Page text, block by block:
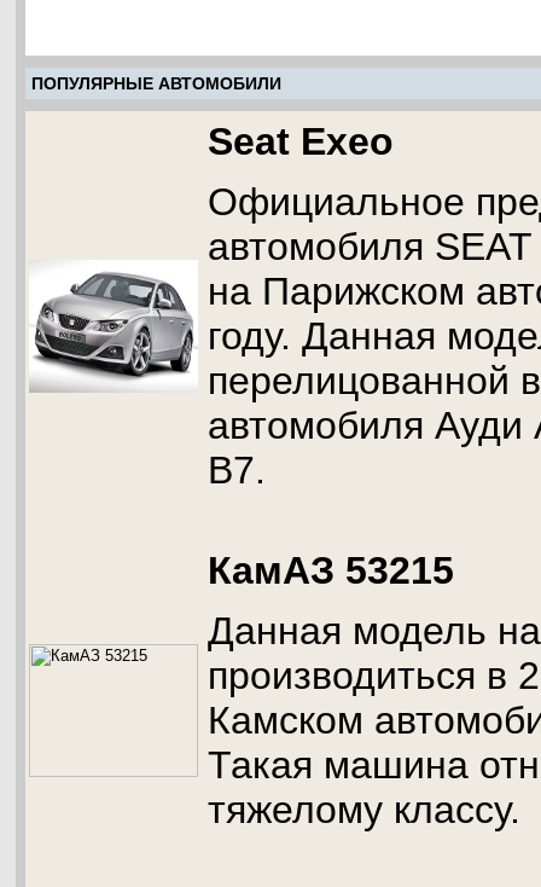
ПОПУЛЯРНЫЕ АВТОМОБИЛИ
Seat Exeo
Официальное
автомобиля
на Парижском
году. Данная
перелицованной
автомобиля Ауди
В7.
КамАЗ 53215
Данная модель
производиться в
Камском
Такая машина
тяжелому классу.